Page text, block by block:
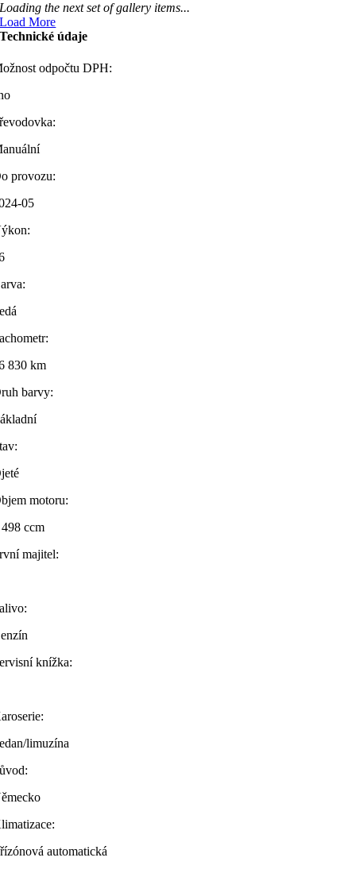
Loading the next set of gallery items...
Load More
Technické údaje
odpočtu DPH:
provozu:
05
830 km
barvy:
motoru:
ccm
majitel:
knížka:
limuzína
automatická